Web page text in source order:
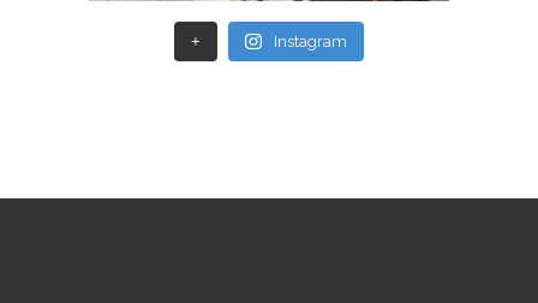
+ Instagram